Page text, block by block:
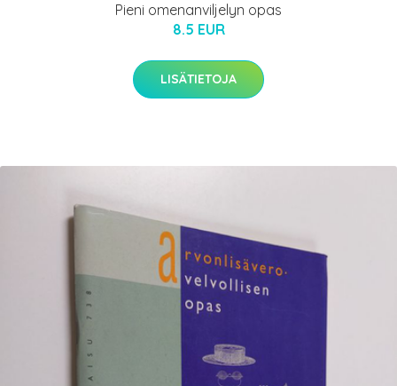
Pieni omenanviljelyn opas
8.5 EUR
LISÄTIETOJA